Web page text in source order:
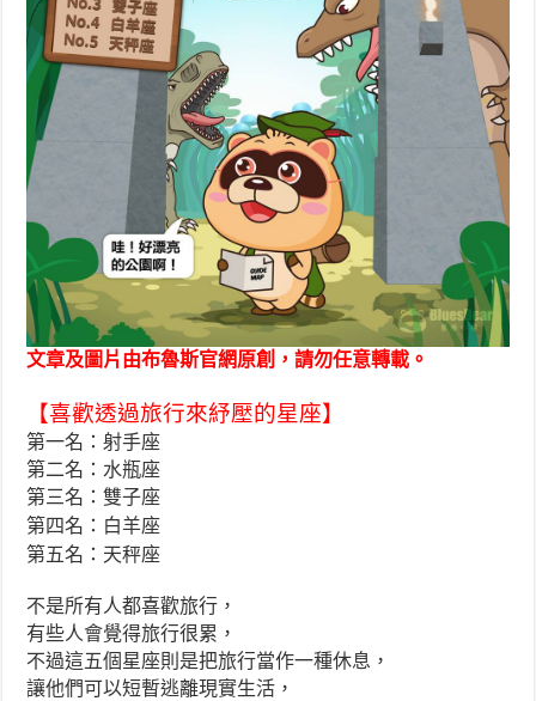
文章及圖片由布魯斯官網原創，請勿任意轉載。
【喜歡透過旅行來紓壓的星座】
第一名：射手座
第二名：水瓶座
第三名：雙子座
第四名：白羊座
第五名：天秤座
不是所有人都喜歡旅行，
有些人會覺得旅行很累，
不過這五個星座則是把旅行當作一種休息，
讓他們可以短暫逃離現實生活，